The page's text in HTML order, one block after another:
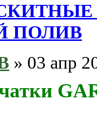
ПОЛИВ
» 03 апр